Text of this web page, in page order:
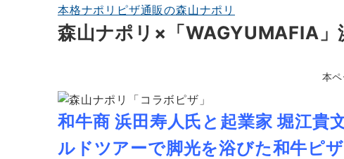
本格ナポリピザ通販の森山ナポリ
森山ナポリ×「WAGYUMAFIA」
本
和牛商 浜田寿人氏と起業家 堀江
ルドツアーで脚光を浴びた和牛ピ